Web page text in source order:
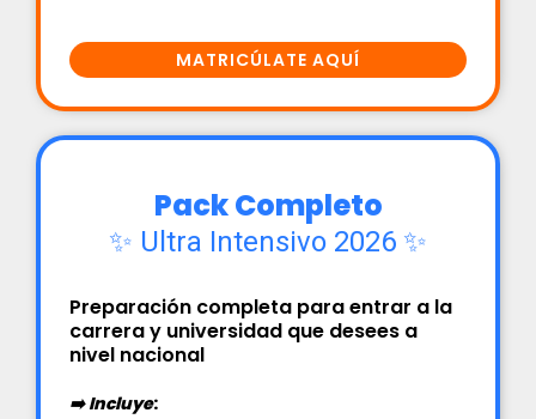
MATRICÚLATE AQUÍ
Pack Completo
✨ Ultra Intensivo 2026 ✨
Preparación completa para entrar a la
carrera y universidad que desees a
nivel nacional
➡️ Incluye: